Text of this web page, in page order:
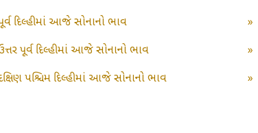
દિલ્હીમાં આજે સોનાનો ભાવ »
પૂર્વ દિલ્હીમાં આજે સોનાનો ભાવ »
પશ્ચિમ દિલ્હીમાં આજે સોનાનો ભાવ »